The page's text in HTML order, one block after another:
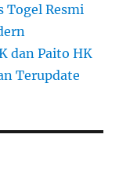
Togel Resmi
dan Paito HK
Terupdate